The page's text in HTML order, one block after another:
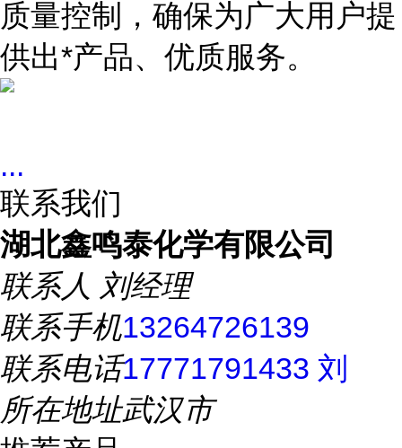
质量控制，确保为广大用户提
供出*产品、优质服务。
...
联系我们
湖北鑫鸣泰化学有限公司
联系人 刘经理
联系手机13264726139
联系电话17771791433 刘
所在地址武汉市